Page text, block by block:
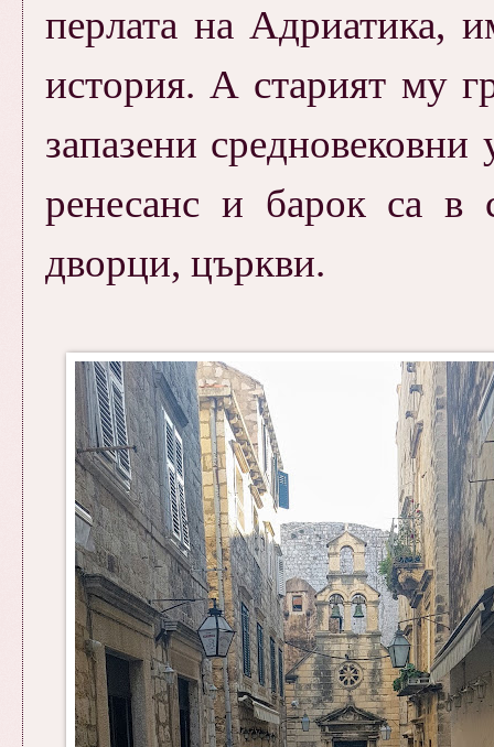
перлата на Адриатика,
история. А старият му
запазени
ренесанс и барок са в
дворци, църкви.